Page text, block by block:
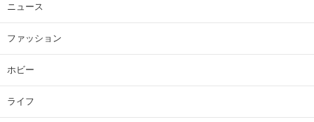
ニュース
ファッション
ホビー
ライフ